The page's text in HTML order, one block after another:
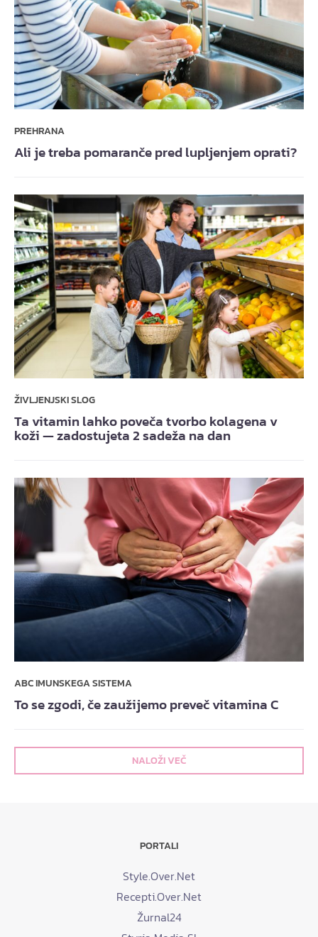
PREHRANA
Ali je treba pomaranče pred lupljenjem oprati?
ŽIVLJENJSKI SLOG
Ta vitamin lahko poveča tvorbo kolagena v
koži — zadostujeta 2 sadeža na dan
ABC IMUNSKEGA SISTEMA
To se zgodi, če zaužijemo preveč vitamina C
NALOŽI VEČ
PORTALI
Style.Over.Net
Recepti.Over.Net
Žurnal24